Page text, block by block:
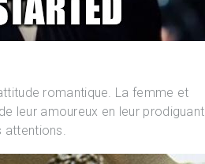
romantique. La femme et
leur amoureux en leur prodiguant
attentions.